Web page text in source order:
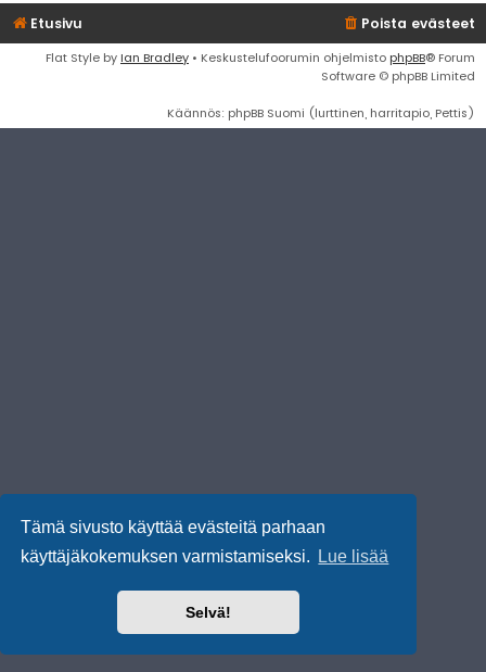
Tämä sivusto käyttää evästeitä parhaan
käyttäjäkokemuksen varmistamiseksi.
Lue lisää
Selvä!
Etusivu Poista evästeet
Flat Style by Ian Bradley • Keskustelufoorumin ohjelmisto phpBB® Forum
Software © phpBB Limited
Käännös: phpBB Suomi (lurttinen, harritapio, Pettis)